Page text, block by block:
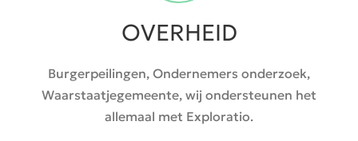
OVERHEID
Burgerpeilingen, Ondernemers onderzoek,
Waarstaatjegemeente, wij ondersteunen het
allemaal met Exploratio.